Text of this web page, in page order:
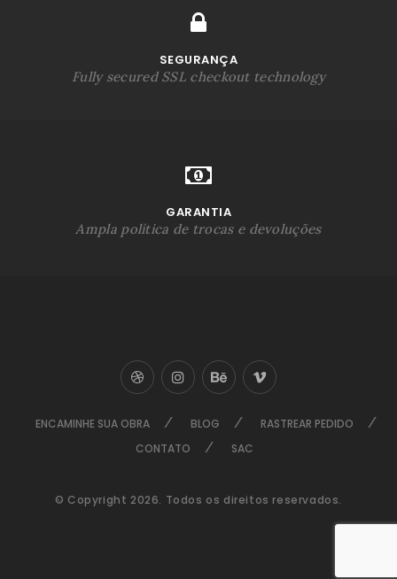
SEGURANÇA
Fully secured SSL checkout technology
GARANTIA
Ampla política de trocas e devoluções
ENCAMINHE SUA OBRA BLOG
RASTREAR PEDIDO
CONTATO
SAC
© Copyright 2026. Todos os direitos reservados.